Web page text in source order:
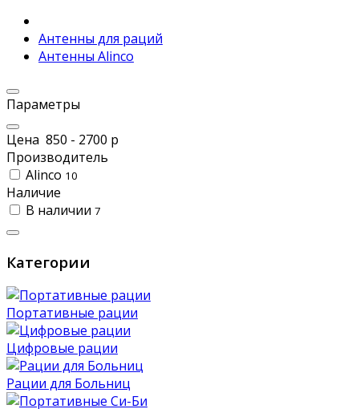
Антенны для раций
Антенны Alinco
Параметры
Цена 850 - 2700 р
Производитель
Alinco 10
Наличие
В наличии 7
Категории
Портативные рации
Цифровые рации
Рации для Больниц